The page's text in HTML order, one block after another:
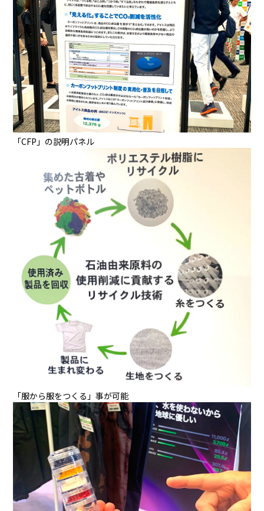
「CFP」の説明パネル
「服から服をつくる」事が可能